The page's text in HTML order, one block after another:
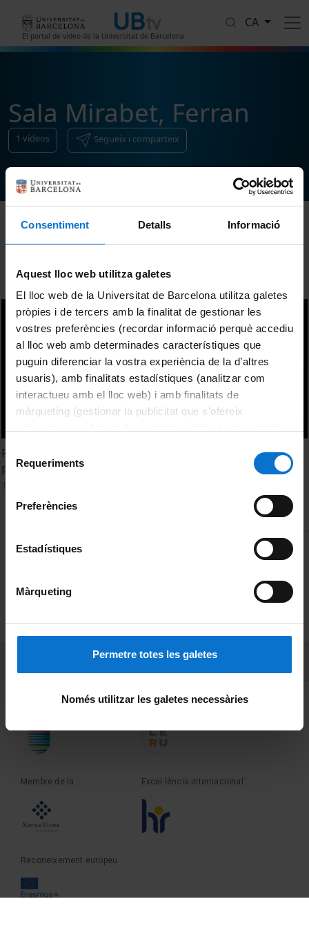
Consentiment Detalls Informació
Aquest lloc web utilitza galetes
El lloc web de la Universitat de Barcelona utilitza galetes
pròpies i de tercers amb la finalitat de gestionar les
vostres preferències (recordar informació perquè accediu
al lloc web amb determinades característiques que
puguin diferenciar la vostra experiència de la d’altres
usuaris), amb finalitats estadístiques (analitzar com
interactueu amb el lloc web) i amb finalitats de
màrqueting (gestionar la publicitat que s’ofereix
consultar laPolítica de galetes del lloc web de la
Selecció
de Requeriments
Preferències
Estadístiques
Màrqueting
Permetre totes les galetes
Només utilitzar les galetes necessàries
El portal de vídeo de la Universitat de Barcelona
CA
Sala Mirabet, Ferran
1 vídeos Segueix i comparteix
Ordenar
Repensant la informació jurídica: del local al global, del
paper al digital
MENÚ PEU 1
Privadesa i termes
Sobre UBtv
Fundadora de la Membre de la
Membre de la Excel·lència internacional
Reconeixement europeu